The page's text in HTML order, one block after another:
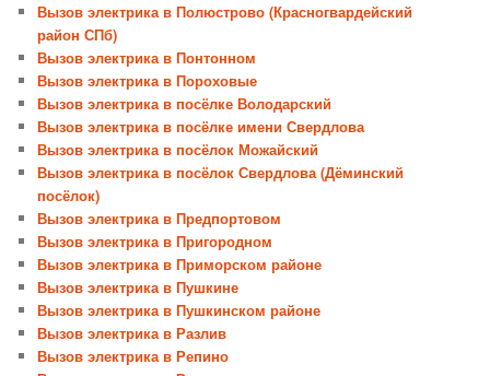
Вызов электрика в Полюстрово (Красногвардейский
район СПб)
Вызов электрика в Понтонном
Вызов электрика в Пороховые
Вызов электрика в посёлке Володарский
Вызов электрика в посёлке имени Свердлова
Вызов электрика в посёлок Можайский
Вызов электрика в посёлок Свердлова (Дёминский
посёлок)
Вызов электрика в Предпортовом
Вызов электрика в Пригородном
Вызов электрика в Приморском районе
Вызов электрика в Пушкине
Вызов электрика в Пушкинском районе
Вызов электрика в Разлив
Вызов электрика в Репино